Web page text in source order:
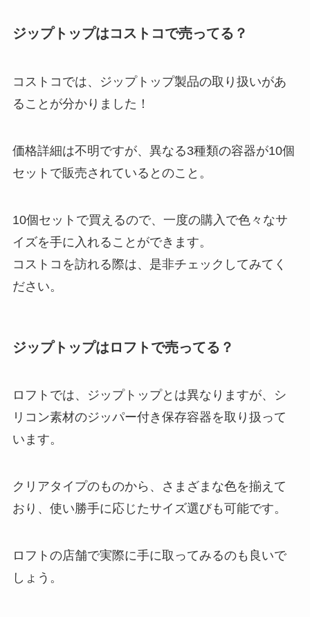
ダイアンボヌールはどこで買え
カンナロゼはドンキに売ってる？
dプログラムはどこで買える？ド
ンキやドラックストアで売って
る？安く購入するなら？
レスカメガネの取扱店は？Lesca
は店舗で購入できる？芸能人にも
人気があるの？
産終了の理由とは？
ジップトップはコストコで売ってる？
コストコでは、ジップトップ製品の取り扱いがあ
ることが分かりました！
価格詳細は不明ですが、異なる3種類の容器が10個
セットで販売されているとのこと。
10個セットで買えるので、一度の購入で色々なサ
イズを手に入れることができます。
コストコを訪れる際は、是非チェックしてみてく
ださい。
ジップトップはロフトで売ってる？
ロフトでは、ジップトップとは異なりますが、シ
リコン素材のジッパー付き保存容器を取り扱って
います。
クリアタイプのものから、さまざまな色を揃えて
おり、使い勝手に応じたサイズ選びも可能です。
ロフトの店舗で実際に手に取ってみるのも良いで
しょう。